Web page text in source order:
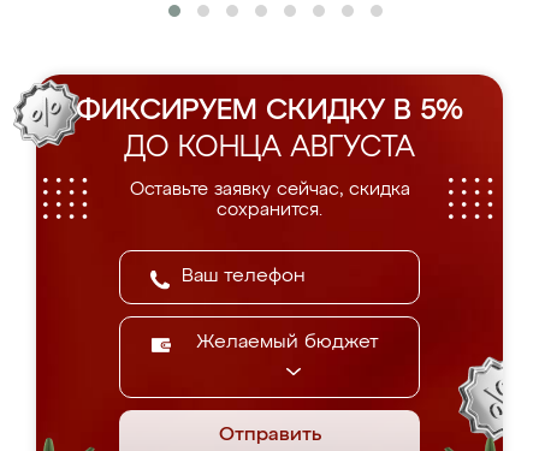
ФИКСИРУЕМ СКИДКУ В 5%
ДО КОНЦА АВГУСТА
Оставьте заявку сейчас, скидка
сохранится.
Желаемый бюджет
Отправить